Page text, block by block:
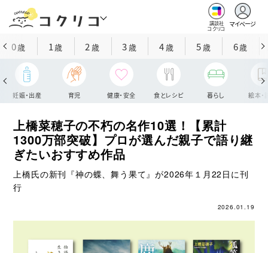
講談社
コクリコ
マイページ
0歳 1歳 2 歳 3歳 4歳 5歳 6歳
妊娠・出産 育児 健康・安全 食とレシピ 暮らし 絵本・
上橋菜穂子の不朽の名作10選！【累計
1300万部突破】プロが選んだ親子で語り継
ぎたいおすすめ作品
上橋氏の新刊『神の蝶、舞う果て』が2026年１月22日に刊
行
2026.01.19